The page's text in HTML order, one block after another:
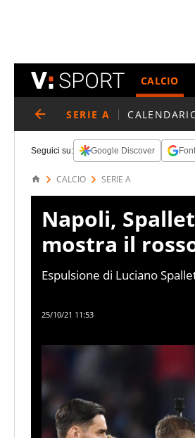
CALCIO
SERIE A
Seguici su: Google Discover
CALCIO SERIE A
Napoli,
mostra il
Espulsione di Luciano
25/10/21 11:53